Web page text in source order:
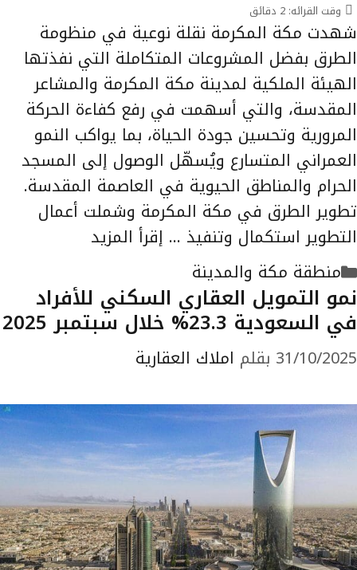
وقت القرائه: 2 دقائق
شهدت مكة المكرمة نقلة نوعية في منظومة
الطرق بفضل المشروعات المتكاملة التي نفذتها
الهيئة الملكية لمدينة مكة المكرمة والمشاعر
المقدسة، والتي أسهمت في رفع كفاءة الحركة
المرورية وتحسين جودة الحياة، بما يواكب النمو
العمراني المتسارع ويُسهّل الوصول إلى المسجد
الحرام والمناطق الحيوية في العاصمة المقدسة.
تطوير الطرق في مكة المكرمة وشملت أعمال
التطوير استكمال وتنفيذ … إقرأ المزيد
التصنيفات
منطقة مكة والمدينة
نمو التمويل العقاري السكني للأفراد
في السعودية 23.3% خلال سبتمبر 2025
31/10/2025 بقلم املاك العقارية